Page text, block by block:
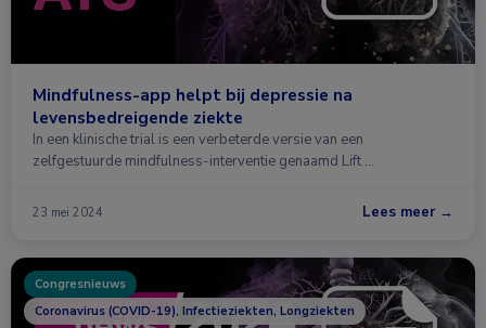
Mindfulness-app helpt bij depressie na
levensbedreigende ziekte
In een klinische trial is een verbeterde versie van een
zelfgestuurde mindfulness-interventie genaamd Lift …
23 mei 2024 Lees meer →
Congresnieuws
Coronavirus (COVID-19), Infectieziekten, Longziekten